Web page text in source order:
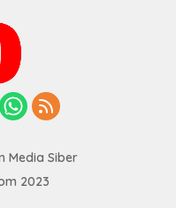
Media Siber
2023